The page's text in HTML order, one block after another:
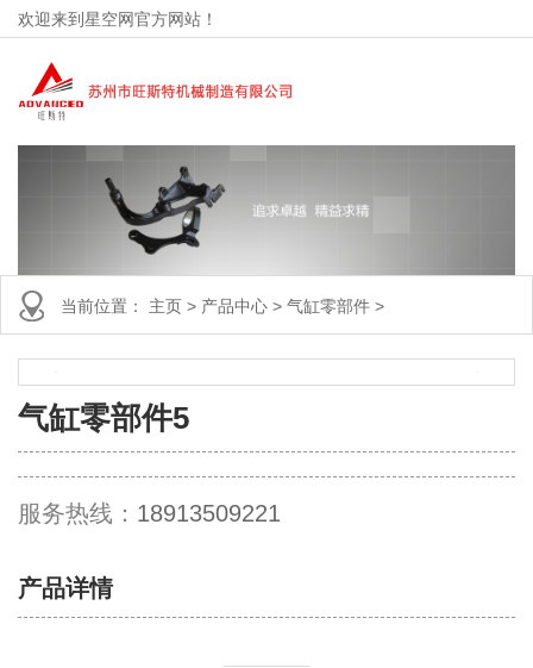
欢迎来到星空网官方网站！
当前位置： 主页 > 产品中心 > 气缸零部件 >
气缸零部件5
服务热线： 18913509221
产品详情